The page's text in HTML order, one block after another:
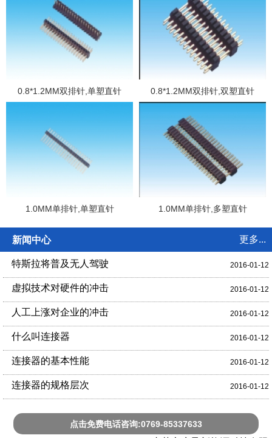
0.8*1.2MM双排针,单塑直针 0.8*1.2MM双排针,双塑直针
1.0MM单排针,单塑直针 1.0MM单排针,多塑直针
新闻中心 更多...
特斯拉将普及无人驾驶 2016-01-12
虚拟技术对硬件的冲击 2016-01-12
人工上涨对企业的冲击 2016-01-12
什么叫连接器 2016-01-12
连接器的基本性能 2016-01-12
连接器的规格层次 2016-01-12
点击免费电话咨询:0769-85337633